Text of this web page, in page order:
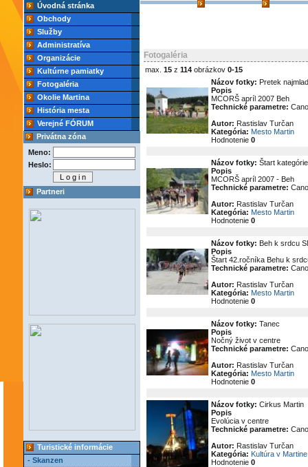
Úvodná stránka
Obchody
Služby
Administratíva
Organizácie
Kultúrne pamiatky
Fotogaléria
Okolie Martina
História mesta
Verejné FÓRUM
Privátna zóna
Meno:
Heslo:
Partneri
Turistické informácie
- Skanzen
Fotogaléria
max. 15 z 114 obrázkov 0-15
Názov fotky: Pretek
Popis
MCORŠ apríl 2007 Beh
Technické parametre:
Autor: Rastislav Turčan
Kategória: Mesto Martin
Hodnotenie 0
Názov fotky: Štart
Popis
MCORŠ apríl 2007 - Beh
Technické parametre:
Autor: Rastislav Turčan
Kategória: Mesto Martin
Hodnotenie 0
Názov fotky: Beh k srdcu
Popis
Štart 42.ročníka Behu k
Technické parametre:
Autor: Rastislav Turčan
Kategória: Mesto Martin
Hodnotenie 0
Názov fotky: Tanec
Popis
Nočný život v centre
Technické parametre:
Autor: Rastislav Turčan
Kategória: Mesto Martin
Hodnotenie 0
Názov fotky: Cirkus Martin
Popis
Evolúcia v centre
Technické parametre:
Autor: Rastislav Turčan
Kategória: Kultúra v Martine
Hodnotenie 0